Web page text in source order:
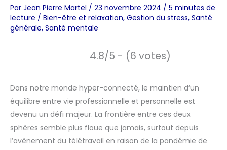
Par Jean Pierre Martel / 23 novembre 2024 / 5 minutes de
lecture / Bien-être et relaxation, Gestion du stress, Santé
générale, Santé mentale
4.8/5 - (6 votes)
Dans notre monde hyper-connecté, le maintien d’un
équilibre entre vie professionnelle et personnelle est
devenu un défi majeur. La frontière entre ces deux
sphères semble plus floue que jamais, surtout depuis
l’avènement du télétravail en raison de la pandémie de